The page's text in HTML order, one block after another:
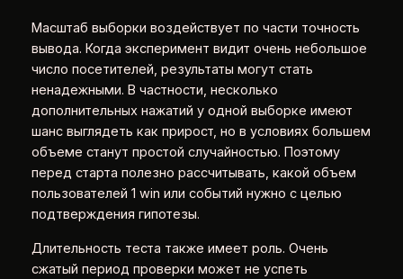
Масштаб выборки воздействует по части точность
вывода. Когда эксперимент видит очень небольшое
число посетителей, результаты могут стать
ненадежными. В частности, несколько
дополнительных нажатий у одной выборке имеют
шанс выглядеть как прирост, но в условиях большем
объеме станут простой случайностью. Поэтому
перед старта полезно рассчитывать, какой объем
пользователей 1 win или событий нужно с целью
подтверждения гипотезы.
Длительность теста также имеет роль. Очень
сжатый период проверки может не успеть